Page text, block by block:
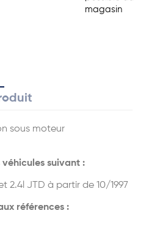
magasin
sous moteur
suivant :
2.4l JTD à partir de 10/1997
références :